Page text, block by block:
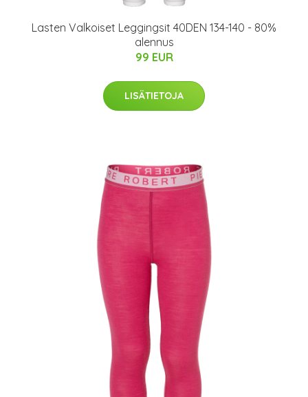
Lasten Valkoiset Leggingsit 40DEN 134-140 - 80%
alennus
99 EUR
LISÄTIETOJA